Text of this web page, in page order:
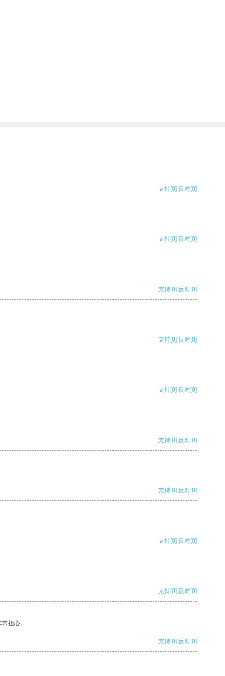
支持[0] 反对[0]
支持[0] 反对[0]
支持[0] 反对[0]
支持[0] 反对[0]
支持[0] 反对[0]
支持[0] 反对[0]
支持[0] 反对[0]
支持[0] 反对[0]
支持[0] 反对[0]
担心。
支持[0] 反对[0]